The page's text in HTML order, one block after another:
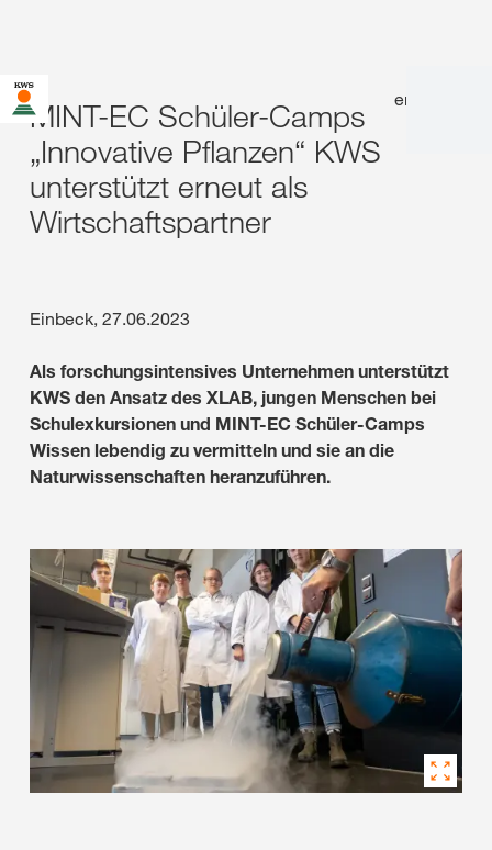
en
MINT-EC Schüler-Camps
„Innovative Pflanzen“ KWS
unterstützt erneut als
Wirtschaftspartner
Einbeck, 27.06.2023
Als forschungsintensives Unternehmen unterstützt
KWS den Ansatz des XLAB, jungen Menschen bei
Schulexkursionen und MINT-EC Schüler-Camps
Wissen lebendig zu vermitteln und sie an die
Naturwissenschaften heranzuführen.